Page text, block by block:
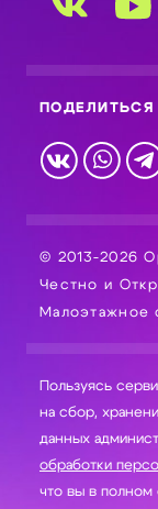
© 2013-2026
Честно и
Малоэтажное
Пользуясь
на сбор, хранение и обработку ваших персональных
данных
обработки
что вы в полном